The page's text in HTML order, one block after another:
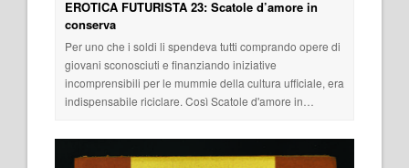
EROTICA FUTURISTA 23: Scatole d’amore in
conserva
Per uno che i soldi li spendeva tutti comprando opere di
giovani sconosciuti e finanziando iniziative
incomprensibili per le mummie della cultura ufficiale, era
indispensabile riciclare. Così Scatole d'amore in…